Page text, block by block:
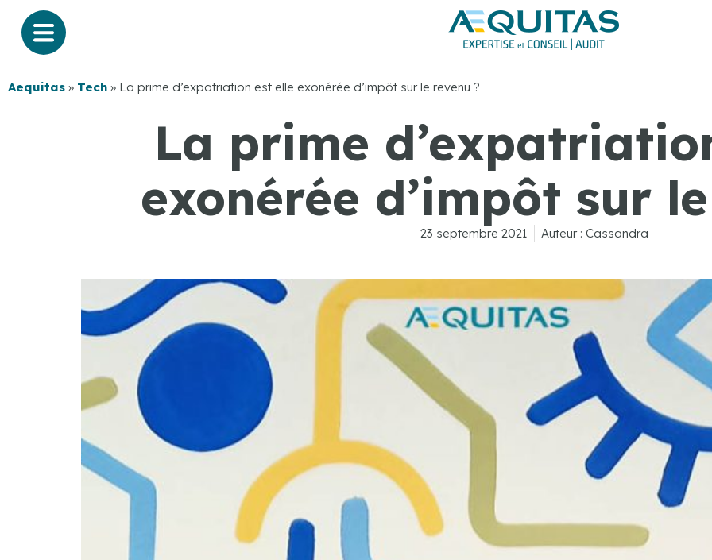
Aequitas » Tech » La prime d’expatriation est elle exonérée d’impôt sur le revenu ?
La prime
exonérée d’impôt sur
23 septembre 2021 Auteur : Cassandra